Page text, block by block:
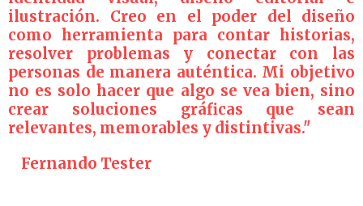
ilustración. Creo en el poder del diseño
como herramienta para contar historias,
resolver problemas y conectar con las
personas de manera auténtica. Mi objetivo
no es solo hacer que algo se vea bien, sino
crear soluciones gráficas que sean
relevantes, memorables y distintivas."
Fernando Tester